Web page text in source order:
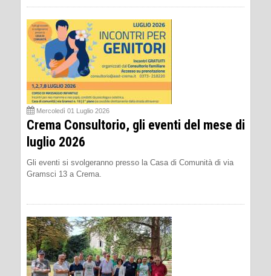
Mercoledì 01 Luglio 2026
Crema Consultorio, gli eventi del mese di
luglio 2026
Gli eventi si svolgeranno presso la Casa di Comunità di via
Gramsci 13 a Crema.